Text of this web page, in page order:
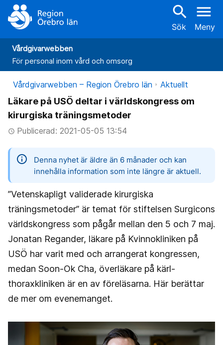
search
Sök
menu
Meny
Vårdgivarwebben
För personal inom vård och omsorg
Vårdgivarwebben – Region Örebro län Aktuellt
Läkare på USÖ deltar i världskongress om
kirurgiska träningsmetoder
access_timePublicerad: 2021-05-05 13:54
information
Denna nyhet är äldre än 6 månader och kan
innehålla information som inte längre är aktuell.
”Vetenskapligt validerade kirurgiska
träningsmetoder” är temat för stiftelsen Surgicons
världskongress som pågår mellan den 5 och 7 maj.
Jonatan Regander, läkare på Kvinnokliniken på
USÖ har varit med och arrangerat kongressen,
medan Soon-Ok Cha, överläkare på kärl-
thoraxkliniken är en av föreläsarna. Här berättar
de mer om evenemanget.